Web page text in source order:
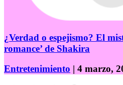
¿Verdad o espejismo? El
romance’ de Shakira
Entretenimiento | 4 marzo,